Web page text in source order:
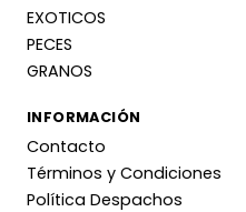
EXOTICOS
PECES
GRANOS
INFORMACIÓN
Contacto
Términos y Condiciones
Política Despachos